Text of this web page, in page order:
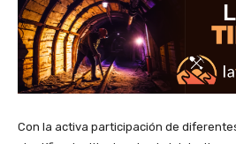
Con la activa participación de